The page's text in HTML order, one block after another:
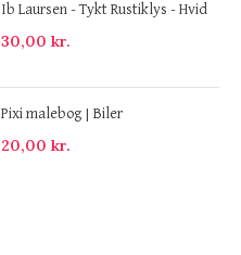
Ib Laursen - Tykt Rustiklys - Hvid
30,00 kr.
Pixi malebog | Biler
20,00 kr.